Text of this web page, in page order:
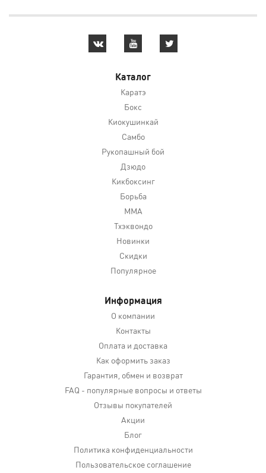
Каталог
Каратэ
Бокс
Киокушинкай
Самбо
Рукопашный бой
Дзюдо
Кикбоксинг
Борьба
MMA
Тхэквондо
Новинки
Скидки
Популярное
Информация
О компании
Контакты
Оплата и доставка
Как оформить заказ
Гарантия, обмен и возврат
FAQ - популярные вопросы и ответы
Отзывы покупателей
Акции
Блог
Политика конфиденциальности
Пользовательское соглашение